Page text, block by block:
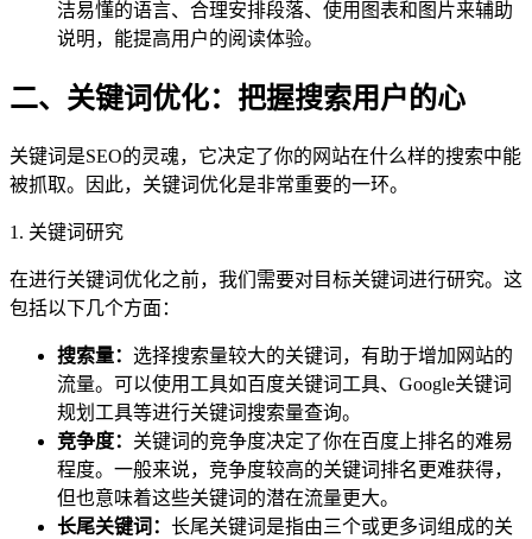
洁易懂的语言、合理安排段落、使用图表和图片来辅助
说明，能提高用户的阅读体验。
二、关键词优化：把握搜索用户的心
关键词是SEO的灵魂，它决定了你的网站在什么样的搜索中能
被抓取。因此，关键词优化是非常重要的一环。
1. 关键词研究
在进行关键词优化之前，我们需要对目标关键词进行研究。这
包括以下几个方面：
搜索量： 选择搜索量较大的关键词，有助于增加网站的
流量。可以使用工具如百度关键词工具、Google关键词
规划工具等进行关键词搜索量查询。
竞争度： 关键词的竞争度决定了你在百度上排名的难易
程度。一般来说，竞争度较高的关键词排名更难获得，
但也意味着这些关键词的潜在流量更大。
长尾关键词： 长尾关键词是指由三个或更多词组成的关